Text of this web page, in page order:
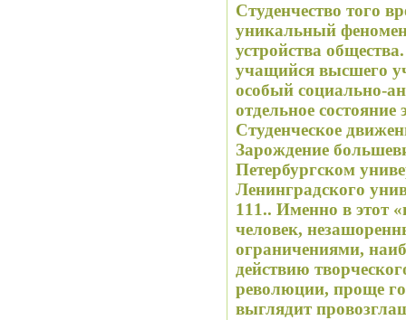
Студенчество того
уникальный
устройства
учащийся высшего
особый социально-
отдельное
Студенческое
Зарождение
Петербургском
Ленинградского
111.. Именно в этот «период поиска идентичности»
человек,
ограничениями,
действию
революции, проще
выглядит